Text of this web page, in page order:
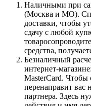
Наличными при
(Москва и МО).
доставки, чтобы
сдачу с любой
средства,
Безналичный
интернет-
MasterCard. Чтобы
перенаправит вас
партнера. Здесь